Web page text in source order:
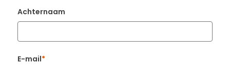
Achternaam
E-mail